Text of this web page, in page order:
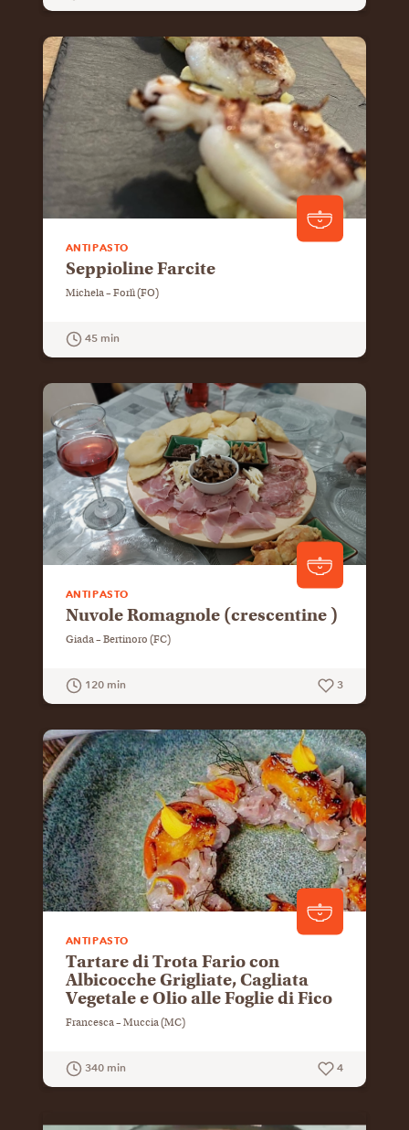
ANTIPASTO
Seppioline Farcite
Michela – Forlì (FO)
45 min
ANTIPASTO
Nuvole Romagnole (crescentine )
Giada – Bertinoro (FC)
120 min 3
ANTIPASTO
Tartare di Trota Fario con
Albicocche Grigliate, Cagliata
Vegetale e Olio alle Foglie di Fico
Francesca – Muccia (MC)
340 min 4